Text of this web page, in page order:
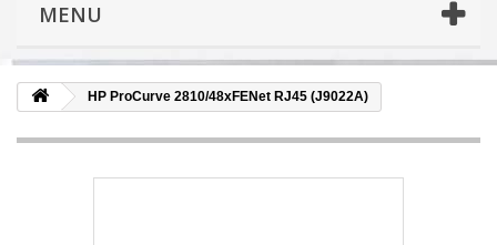
MENU
HP ProCurve 2810/48xFENet RJ45 (J9022A)